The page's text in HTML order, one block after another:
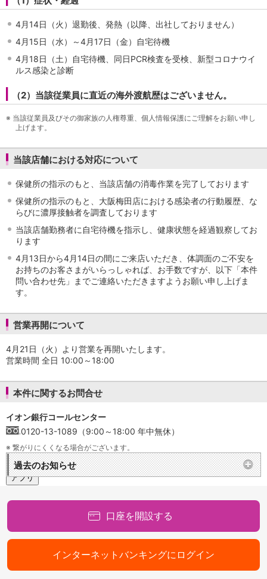
金銭信託のしくみ
取扱商品一覧
iDeCo・国民年金基金
iDeCo（個人型確定拠出年金）
ロボアドバイザークラウドファンディングTOP
WealthNavi for イオン銀行（ロボアドバイザー）
funds
まいクラウドファンディング
ローン
住宅ローン
お借換えの方
フラット35
リ・バース60
カードローン
目的別ローン
保険
保険TOP
個人年金保険
がん保険
就業不能保険
認知症保険
海外旅行保険
スマホ保険
傷害保険
カード
クレジットカード
デビットカード
インターネットバンキング
アプリ
通帳アプリ
イオングループアプリ
iAEON
支払・入金・サービス
4月14日（火）退勤後、発熱（以降、出社しておりません）
4月15日（水）～4月17日（金）自宅待機
4月18日（土）自宅待機、同日PCR検査を受検、新型コロナウイ
ルス感染と診断
（2）当該従業員に直近の海外渡航歴はございません。
※ 当該従業員及びその御家族の人権尊重、個人情報保護にご理解をお願い申し
上げます。
当該店舗における対応について
保健所の指示のもと、当該店舗の消毒作業を完了しております
保健所の指示のもと、大阪梅田店における感染者の行動履歴、な
らびに濃厚接触者を調査しております
当該店舗勤務者に自宅待機を指示し、健康状態を経過観察してお
ります
4月13日から4月14日の間にご来店いただき、体調面のご不安を
お持ちのお客さまがいらっしゃれば、お手数ですが、以下「本件
問い合わせ先」までご連絡いただきますようお願い申し上げま
す。
営業再開について
4月21日（火）より営業を再開いたします。
営業時間 全日 10:00～18:00
本件に関するお問合せ
イオン銀行コールセンター
0120-13-1089（9:00～18:00 年中無休）
※ 繋がりにくくなる場合がございます。
過去のお知らせ
口座を開設する
インターネットバンキングにログイン